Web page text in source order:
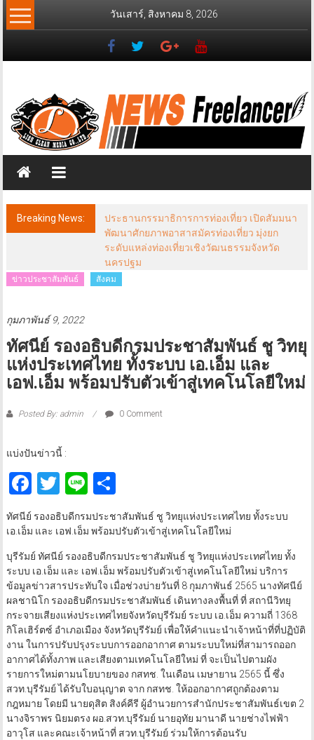
Skip
to
วันเสาร์, สิงหาคม 8, 2026
News
Freelancer
วส์
ฟรี
แลน
เซอร์
Breaking News:
ประธานกรรมาธิการการท่องเที่ยว เปิดสัมมนา
พัฒนาศักยภาพอาสาสมัครท่องเที่ยว มุ่งยก
ระดับแหล่งท่องเที่ยวเชิงวัฒนธรรมจังหวัด
นครปฐม
ข่าวประชาสัมพันธ์ สังคม
กุมภาพันธ์ 9, 2022
ทัศนีย์ รองอธิบดีกรมประชาสัมพันธ์ ชู วิทยุ
แห่งประเทศไทย ทั้งระบบ เอ.เอ็ม และ
เอฟ.เอ็ม พร้อมปรับตัวเข้าสู่เทคโนโลยีใหม่
Posted By: admin 0 Comment
แบ่งปันข่าวนี้ :
Facebook
Twitter
LineShare
ทัศนีย์ รองอธิบดีกรมประชาสัมพันธ์ ชู วิทยุแห่งประเทศไทย ทั้งระบบ
เอ.เอ็ม และ เอฟ.เอ็ม พร้อมปรับตัวเข้าสู่เทคโนโลยีใหม่
บุรีรัมย์ ทัศนีย์ รองอธิบดีกรมประชาสัมพันธ์ ชู วิทยุแห่งประเทศไทย ทั้ง
ระบบ เอ.เอ็ม และ เอฟ.เอ็ม พร้อมปรับตัวเข้าสู่เทคโนโลยีใหม่ บริการ
ข้อมูลข่าวสารประทับใจ เมื่อช่วงบ่ายวันที่ 8 กุมภาพันธ์ 2565 นางทัศนีย์
ผลชานิโก รองอธิบดีกรมประชาสัมพันธ์ เดินทางลงพื้นที่ ที่ สถานีวิทยุ
กระจายเสียงแห่งประเทศไทยจังหวัดบุรีรัมย์ ระบบ เอ.เอ็ม ความถี่ 1368
กิโลเฮิร์ตซ์ อำเภอเมือง จังหวัดบุรีรัมย์ เพื่อให้คำแนะนำเจ้าหน้าที่ที่ปฏิบัติ
งาน ในการปรับปรุงระบบการออกอากาศ ตามระบบใหม่ที่สามารถออก
อากาศได้ทั้งภาพ และเสียงตามเทคโนโลยีใหม่ ที่ จะเป็นไปตามผัง
รายการใหม่ตามนโยบายของ กสทช. ในเดือน เมษายาน 2565 นี้ ซึ่ง
สวท.บุรีรัมย์ ได้รับใบอนุญาต จาก กสทช. ให้ออกอากาศถูกต้องตาม
กฎหมาย โดยมี นายดุสิต สิงค์คีรี ผู้อำนวยการสำนักประชาสัมพันธ์เขต 2
นางจิราพร นิยมตรง ผอ.สวท.บุรีรัมย์ นายอุทัย มานาดี นายช่างไฟฟ้า
อาวุโส และคณะเจ้าหน้าที่ สวท.บุรีรัมย์ ร่วมให้การต้อนรับ